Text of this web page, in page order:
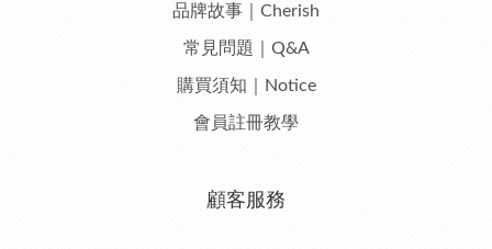
品牌故事｜Cherish
常見問題｜Q&A
購買須知｜Notice
會員註冊教學
顧客服務